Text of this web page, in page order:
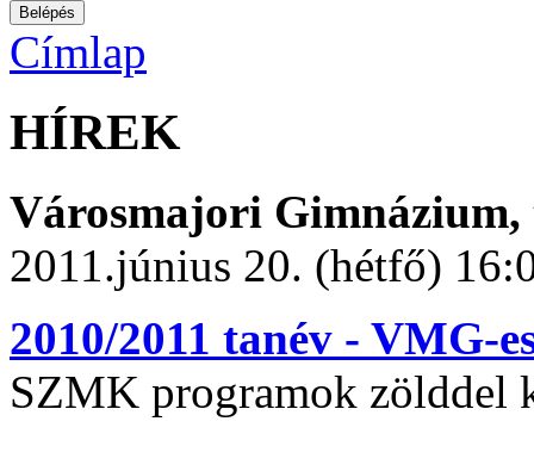
Címlap
HÍREK
Városmajori Gimnázium,
2011.június 20. (hétfő)
2010/2011 tanév - VMG-
SZMK programok zölddel